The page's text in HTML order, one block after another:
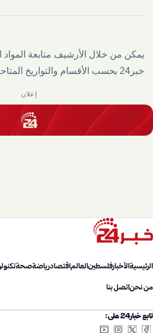
يمكن من خلال الأرشيف متابعة
خبر24 بحسب الأقسام والتواريخ المتاحة.
إعلان
الرئيسيةالأخبارفلسطينالعالماقتصادرياضةصحة
من نحناتصل بنا
تابع خبار24 على: